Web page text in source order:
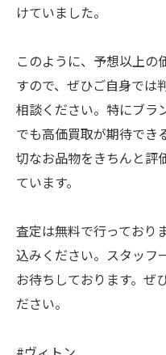
けていました。
このように、予想以上の
すので、ぜひご自身では
相談ください。特にブラ
でも高価買取が期待でき
切なお品物をきちんと評
ています。
査定は無料で行っており
込みください。スタッフ
お待ちしております。ぜ
ださい。